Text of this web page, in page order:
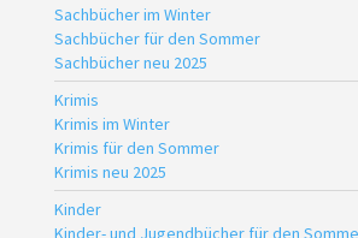
Sachbücher im Winter
Sachbücher für den Sommer
Sachbücher neu 2025
Krimis
Krimis im Winter
Krimis für den Sommer
Krimis neu 2025
Kinder
Kinder- und Jugendbücher für den